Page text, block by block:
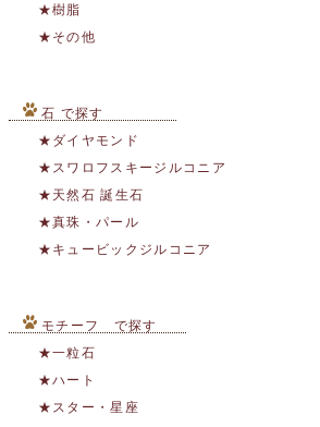
★樹脂
★その他
石 で探す
★ダイヤモンド
★スワロフスキージルコニア
★天然石 誕生石
★真珠・パール
★キュービックジルコニア
モチーフ で探す
★一粒石
★ハート
★スター・星座